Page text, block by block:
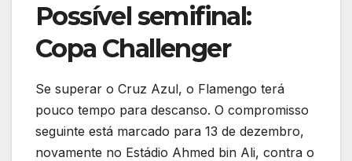
Possível semifinal:
Copa Challenger
Se superar o Cruz Azul, o Flamengo terá
pouco tempo para descanso. O compromisso
seguinte está marcado para 13 de dezembro,
novamente no Estádio Ahmed bin Ali, contra o